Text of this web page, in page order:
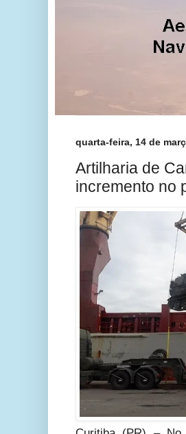
quarta-feira, 14 de
Artilharia de
incremento no